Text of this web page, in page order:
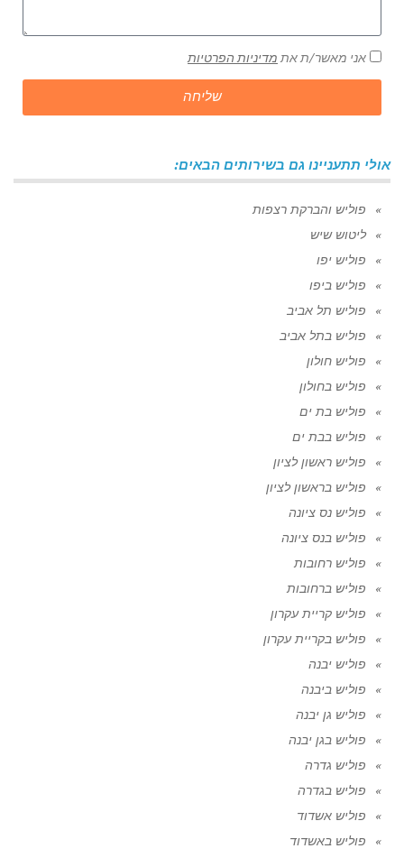
אני מאשר/ת את מדיניות הפרטיות
שליחה
אולי תתעניינו גם בשירותים הבאים:
פוליש והברקת רצפות
ליטוש שיש
פוליש יפו
פוליש ביפו
פוליש תל אביב
פוליש בתל אביב
פוליש חולון
פוליש בחולון
פוליש בת ים
פוליש בבת ים
פוליש ראשון לציון
פוליש בראשון לציון
פוליש נס ציונה
פוליש בנס ציונה
פוליש רחובות
פוליש ברחובות
פוליש קריית עקרון
פוליש בקריית עקרון
פוליש יבנה
פוליש ביבנה
פוליש גן יבנה
פוליש בגן יבנה
פוליש גדרה
פוליש בגדרה
פוליש אשדוד
פוליש באשדוד